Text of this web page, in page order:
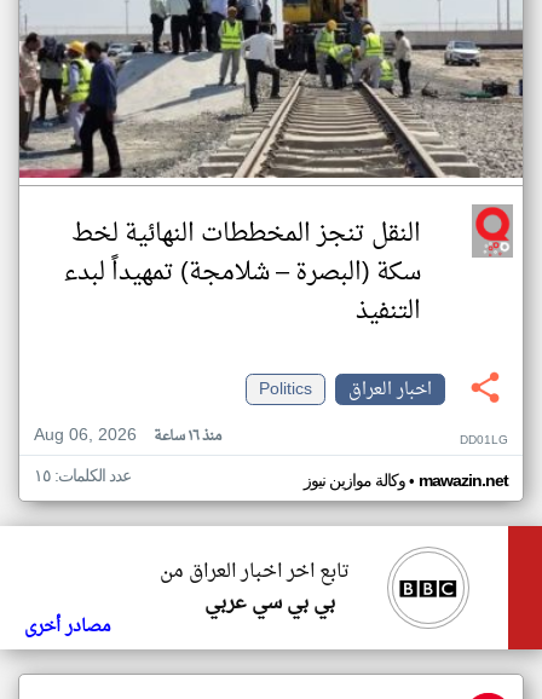
النقل تنجز المخططات النهائية لخط
سكة (البصرة – شلامجة) تمهيداً لبدء
التنفيذ
اخبار العراق
Politics
Aug 06, 2026
منذ ١٦ ساعة DD01LG
وكالة موازين نيوز• mawazin.net عدد الكلمات: ١٥
تابع اخر اخبار العراق من
بي بي سي عربي
مصادر أخرى